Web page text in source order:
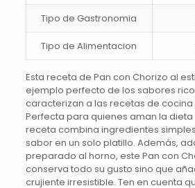
Tipo de Gastronomia
Tipo de Alimentacion
Esta receta de Pan con Chorizo al
ejemplo perfecto de los sabores
caracterizan a las recetas de
Perfecta para quienes aman la
receta combina ingredientes
sabor en un solo platillo. Además,
preparado al horno, este Pan con
conserva todo su gusto sino que
crujiente irresistible. Ten en cuenta